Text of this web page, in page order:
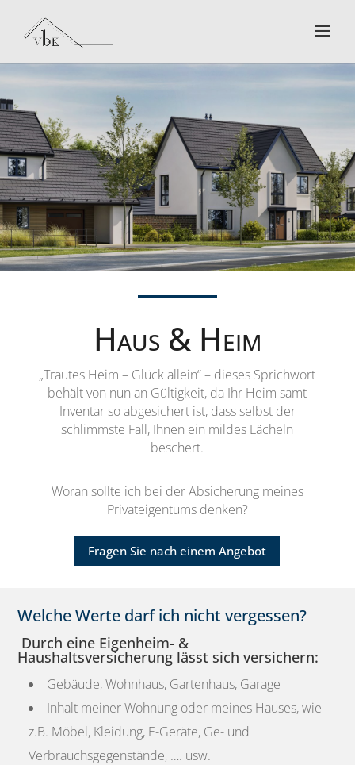
Haus & Heim
„Trautes Heim – Glück allein“ – dieses Sprichwort
behält von nun an Gültigkeit, da Ihr Heim samt
Inventar so abgesichert ist, dass selbst der
schlimmste Fall, Ihnen ein mildes Lächeln
beschert.
Woran sollte ich bei der Absicherung meines
Privateigentums denken?
Fragen Sie nach einem Angebot
Welche Werte darf ich nicht vergessen?
Durch eine Eigenheim- &
Haushaltsversicherung lässt sich versichern:
Gebäude, Wohnhaus, Gartenhaus, Garage
Inhalt meiner Wohnung oder meines Hauses, wie
z.B. Möbel, Kleidung, E-Geräte, Ge- und
Verbrauchsgegenstände, …. usw.